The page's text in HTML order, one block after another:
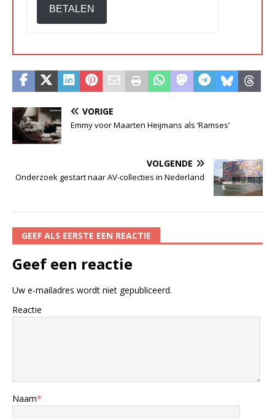
BETALEN
VORIGE
Emmy voor Maarten Heijmans als ‘Ramses’
VOLGENDE
Onderzoek gestart naar AV-collecties in Nederland
GEEF ALS EERSTE EEN REACTIE
Geef een reactie
Uw e-mailadres wordt niet gepubliceerd.
Reactie
Naam*